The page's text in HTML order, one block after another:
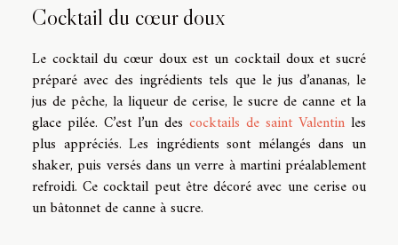
Cocktail du cœur doux
Le cocktail du cœur doux est un cocktail doux et sucré
préparé avec des ingrédients tels que le jus d’ananas, le
jus de pêche, la liqueur de cerise, le sucre de canne et la
glace pilée. C’est l’un des cocktails de saint Valentin les
plus appréciés. Les ingrédients sont mélangés dans un
shaker, puis versés dans un verre à martini préalablement
refroidi. Ce cocktail peut être décoré avec une cerise ou
un bâtonnet de canne à sucre.